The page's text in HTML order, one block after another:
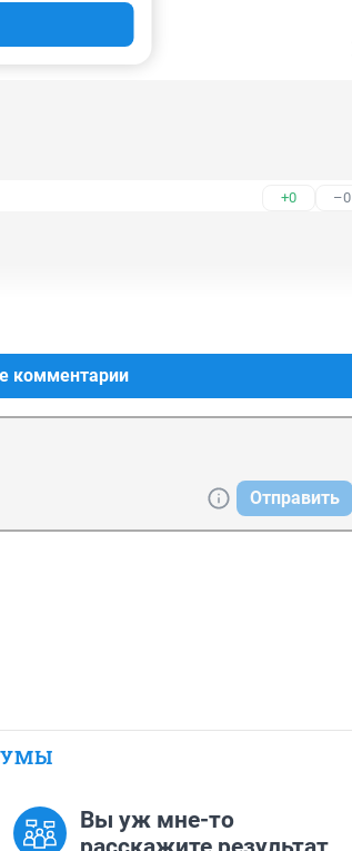
+0 –0
комментарии
Отправить
Вы уж мне-то